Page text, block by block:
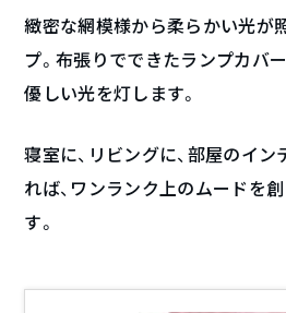
緻密な網模様から柔らかい光が
プ。布張りでできたランプカバ
優しい光を灯します。
寝室に、リビングに、部屋のイ
れば、ワンランク上のムードを
す。